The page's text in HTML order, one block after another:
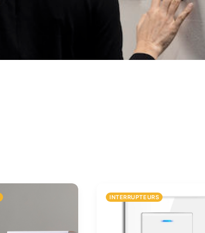
INTERRUPTEURS